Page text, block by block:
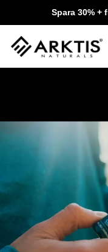
content
Spara 30% +